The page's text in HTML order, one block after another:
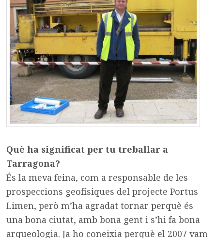
Què ha significat per tu treballar a
Tarragona?
És la meva feina, com a responsable de les
prospeccions geofísiques del projecte Portus
Limen, però m’ha agradat tornar perquè és
una bona ciutat, amb bona gent i s’hi fa bona
arqueologia. Ja ho coneixia perquè el 2007 vam